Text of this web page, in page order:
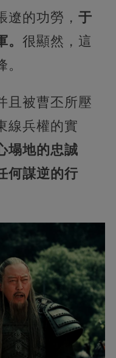
遼的功勞， 于
很顯然，這
且被曹丕所壓
線兵權的實
塌地的忠誠
何謀逆的行